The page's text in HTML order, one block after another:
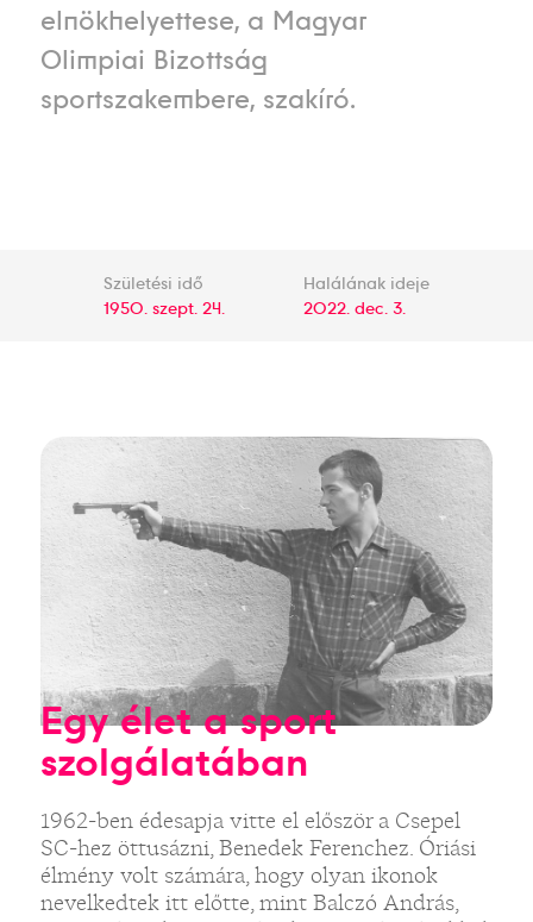
elnökhelyettese, a Magyar
Olimpiai Bizottság
sportszakembere, szakíró.
Születési idő
1950. szept. 24.
Halálának ideje
2022. dec. 3.
Egy élet a sport
szolgálatában
1962-ben édesapja vitte el először a Csepel
SC-hez öttusázni, Benedek Ferenchez. Óriási
élmény volt számára, hogy olyan ikonok
nevelkedtek itt előtte, mint Balczó András,